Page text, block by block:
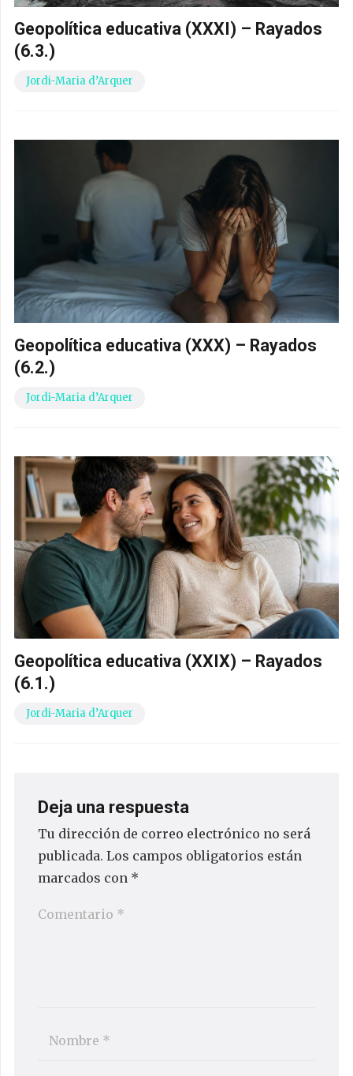
Geopolítica educativa (XXXI) – Rayados
(6.3.)
Jordi-Maria d’Arquer
Geopolítica educativa (XXX) – Rayados
(6.2.)
Jordi-Maria d’Arquer
Geopolítica educativa (XXIX) – Rayados
(6.1.)
Jordi-Maria d’Arquer
Deja una respuesta
Tu dirección de correo electrónico no será
publicada. Los campos obligatorios están
marcados con *